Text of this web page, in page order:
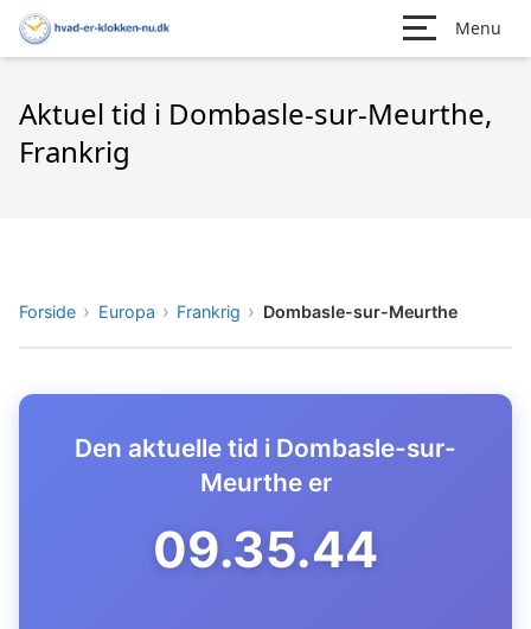
Menu
Aktuel tid i Dombasle-sur-Meurthe,
Frankrig
Forside Europa Frankrig Dombasle-sur-Meurthe
Den aktuelle tid i Dombasle-sur-
Meurthe er
09.35.45